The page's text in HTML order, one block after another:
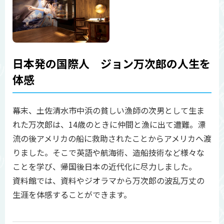
日本発の国際人 ジョン万次郎の人生を
体感
幕末、土佐清水市中浜の貧しい漁師の次男として生ま
れた万次郎は、14歳のときに仲間と漁に出て遭難。漂
流の後アメリカの船に救助されたことからアメリカへ渡
りました。そこで英語や航海術、造船技術など様々な
ことを学び、帰国後日本の近代化に尽力しました。
資料館では、資料やジオラマから万次郎の波乱万丈の
生涯を体感することができます。